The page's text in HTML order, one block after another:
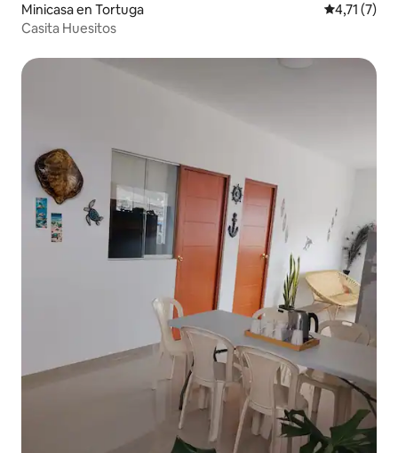
Minicasa en Tortuga Calificación
4,71 (7)
Casita Huesitos